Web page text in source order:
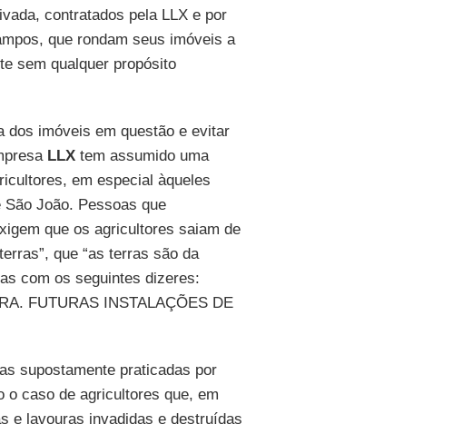
contratados pela LLX e por
que rondam seus imóveis a
sem qualquer propósito
dos imóveis em questão e evitar
LLX tem assumido uma
em especial àqueles
João. Pessoas que
que os agricultores saiam de
que “as terras são da
com os seguintes dizeres:
FUTURAS INSTALAÇÕES DE
supostamente praticadas por
caso de agricultores que, em
e lavouras invadidas e destruídas